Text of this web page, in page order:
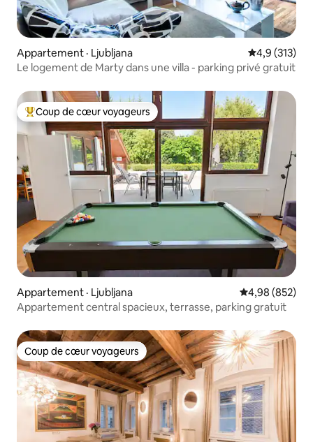
Appartement · Ljubljana Note
4,9 (313)
Le logement de Marty dans une villa - parking privé gratuit
Coup de cœur voyageurs parmi les plus aimés
Coup de cœur voyageurs
Appartement · Ljubljana Note
4,98 (852)
Appartement central spacieux, terrasse, parking gratuit
Coup de cœur voyageurs
Coup de cœur voyageurs